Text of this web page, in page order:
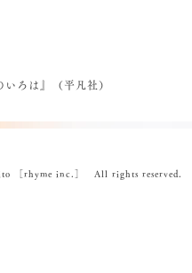
ろは』（平凡社）
［rhyme inc.］ All rights reserved.